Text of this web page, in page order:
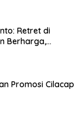
Retret di
Berharga,
Promosi Cilacap